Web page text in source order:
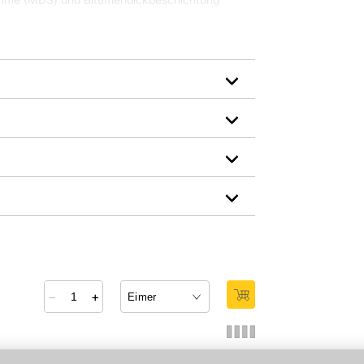
lösemittelfrei, bitumenfrei, früh
bearbeiten.
− +